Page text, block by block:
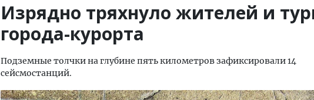
Изрядно тряхнуло жителей и
города-курорта
Подземные толчки на глубине пять километров зафиксировали 14
сейсмостанций.